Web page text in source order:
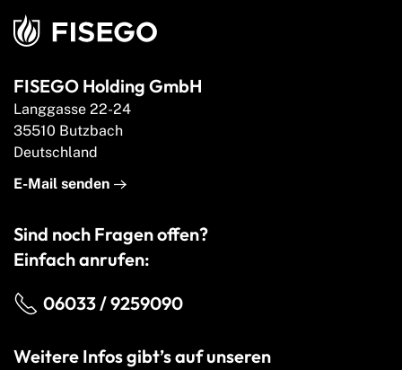
FISEGO Holding GmbH
Langgasse 22-24
35510 Butzbach
Deutschland
E-Mail senden
Sind noch Fragen offen?
Einfach anrufen:
06033 / 9259090
Weitere Infos gibt’s auf unseren